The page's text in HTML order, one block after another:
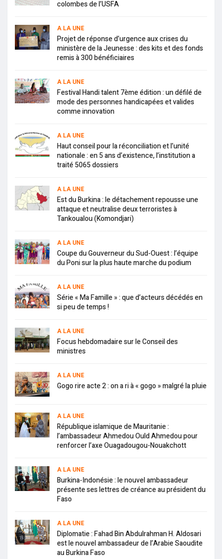
colombes de l’USFA
A LA UNE
Projet de réponse d’urgence aux crises du
ministère de la Jeunesse : des kits et des fonds
remis à 300 bénéficiaires
A LA UNE
Festival Handi talent 7ème édition : un défilé de
mode des personnes handicapées et valides
comme innovation
A LA UNE
Haut conseil pour la réconciliation et l’unité
nationale : en 5 ans d’existence, l’institution a
traité 5065 dossiers
A LA UNE
Est du Burkina : le détachement repousse une
attaque et neutralise deux terroristes à
Tankoualou (Komondjari)
A LA UNE
Coupe du Gouverneur du Sud-Ouest : l’équipe
du Poni sur la plus haute marche du podium
A LA UNE
Série « Ma Famille » : que d’acteurs décédés en
si peu de temps !
A LA UNE
Focus hebdomadaire sur le Conseil des
ministres
A LA UNE
Gogo rire acte 2 : on a ri à « gogo » malgré la pluie
A LA UNE
République islamique de Mauritanie :
l’ambassadeur Ahmedou Ould Ahmedou pour
renforcer l’axe Ouagadougou-Nouakchott
A LA UNE
Burkina-Indonésie : le nouvel ambassadeur
présente ses lettres de créance au président du
Faso
A LA UNE
Diplomatie : Fahad Bin Abdulrahman H. Aldosari
est le nouvel ambassadeur de l’Arabie Saoudite
au Burkina Faso